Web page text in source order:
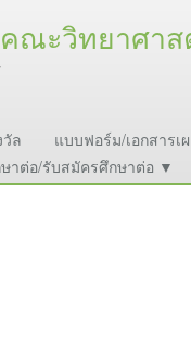
ณะวิทยาศา
ล แบบฟอร์ม/เอกสารเ
าต่อ/รับสมัครศึกษาต่อ ▼